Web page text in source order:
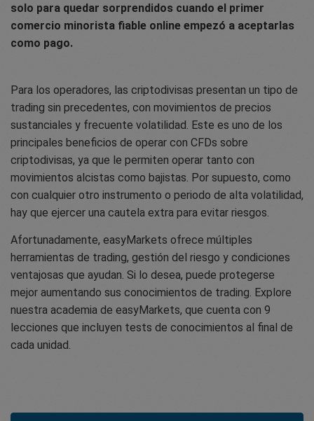
solo para quedar sorprendidos cuando el primer
comercio minorista fiable online empezó a aceptarlas
como pago.
Para los operadores, las criptodivisas presentan un tipo de
trading sin precedentes, con movimientos de precios
sustanciales y frecuente volatilidad. Este es uno de los
principales beneficios de operar con CFDs sobre
criptodivisas, ya que le permiten operar tanto con
movimientos alcistas como bajistas. Por supuesto, como
con cualquier otro instrumento o periodo de alta volatilidad,
hay que ejercer una cautela extra para evitar riesgos.
Afortunadamente, easyMarkets ofrece múltiples
herramientas de trading, gestión del riesgo y condiciones
ventajosas que ayudan. Si lo desea, puede protegerse
mejor aumentando sus conocimientos de trading. Explore
nuestra academia de easyMarkets, que cuenta con 9
lecciones que incluyen tests de conocimientos al final de
cada unidad.